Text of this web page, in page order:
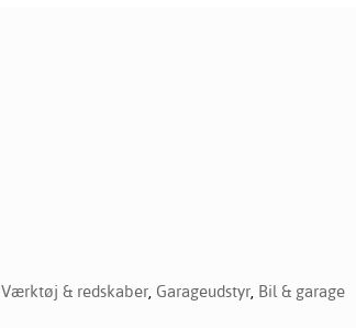
Værktøj & redskaber, Garageudstyr, Bil & garage